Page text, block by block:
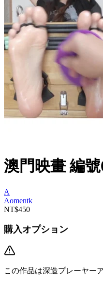
澳門映畫 編號
A
Aomentk
NT$450
購入オプション
この作品は深造プレーヤー